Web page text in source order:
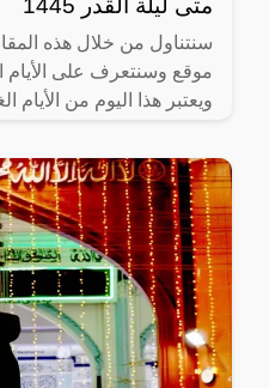
موقع وسنتعرف على الأيام
ويعتبر هذا اليوم من